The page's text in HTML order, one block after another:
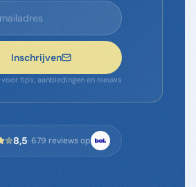
Inschrijven
tips, aanbiedingen en nieuws
8,5·679 reviews op